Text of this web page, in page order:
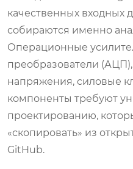
качественных входных
собираются именно
Операционные
преобразователи
напряжения, силовые
компоненты требуют
проектированию,
«скопировать» из
GitHub.